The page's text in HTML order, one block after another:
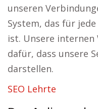
unseren
System, das für
ist. Unsere
dafür, dass unsere
darstellen.
SEO Lehrte